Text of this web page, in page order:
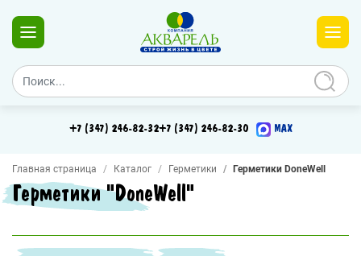
+7 (347) 246-82-32+7 (347) 246-82-30 MAX
Главная страница Каталог Герметики Герметики DoneWell
Герметики "DoneWell"